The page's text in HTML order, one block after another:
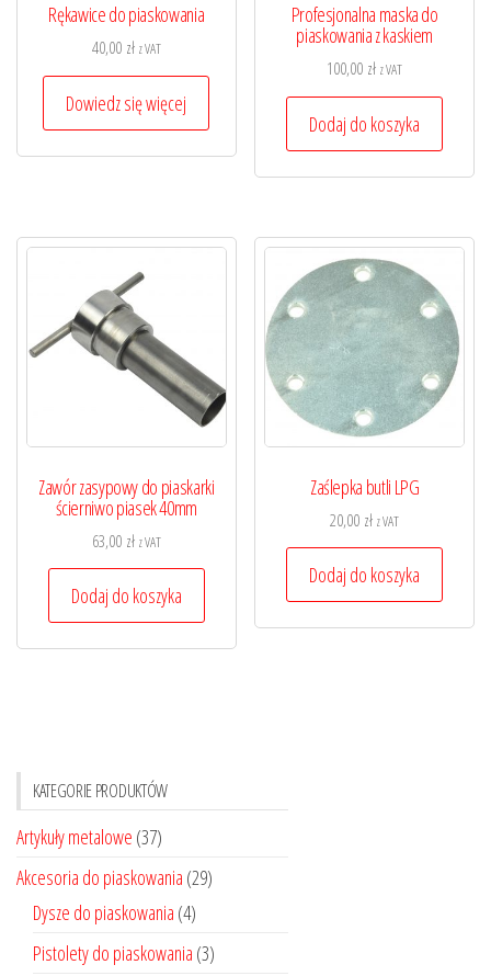
Rękawice do piaskowania
40,00 zł z VAT
Dowiedz się więcej
Profesjonalna maska do
piaskowania z kaskiem
100,00 zł z VAT
Dodaj do koszyka
Zawór zasypowy do piaskarki
ścierniwo piasek 40mm
63,00 zł z VAT
Dodaj do koszyka
Zaślepka butli LPG
20,00 zł z VAT
Dodaj do koszyka
KATEGORIE PRODUKTÓW
Artykuły metalowe (37)
Akcesoria do piaskowania (29)
Dysze do piaskowania (4)
Pistolety do piaskowania (3)